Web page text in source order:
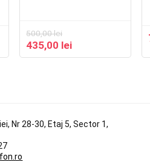
500,00lei
435,00 lei
Nr 28-30, Etaj 5, Sector 1,